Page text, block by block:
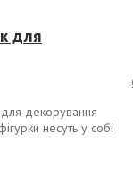
для
декорування
несуть у собі